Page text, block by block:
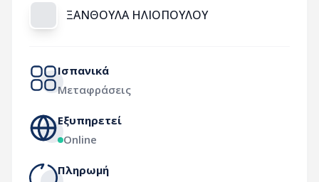
ΞΑΝΘΟΥΛΑ ΗΛΙΟΠΟΥΛΟΥ
Ισπανικά
Μεταφράσεις
Εξυπηρετεί
Online
Πληρωμή